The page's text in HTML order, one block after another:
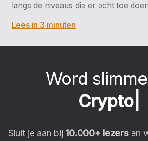
langs de niveaus die er echt toe
Lees in 3 minuten
Word
Crypto
Sluit je aan bij 10.000+ lezersen